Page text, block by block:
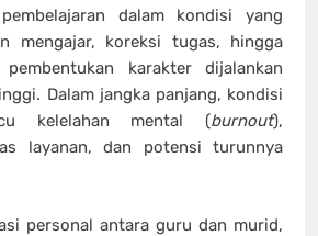
dalam kondisi yang
mengajar, koreksi tugas, hingga
karakter dijalankan
Dalam jangka panjang, kondisi
kelelahan mental (burnout),
layanan, dan potensi turunnya
personal antara guru dan murid,